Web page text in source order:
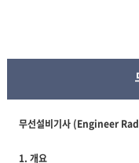
무선설비기사 (Engineer
1. 개요